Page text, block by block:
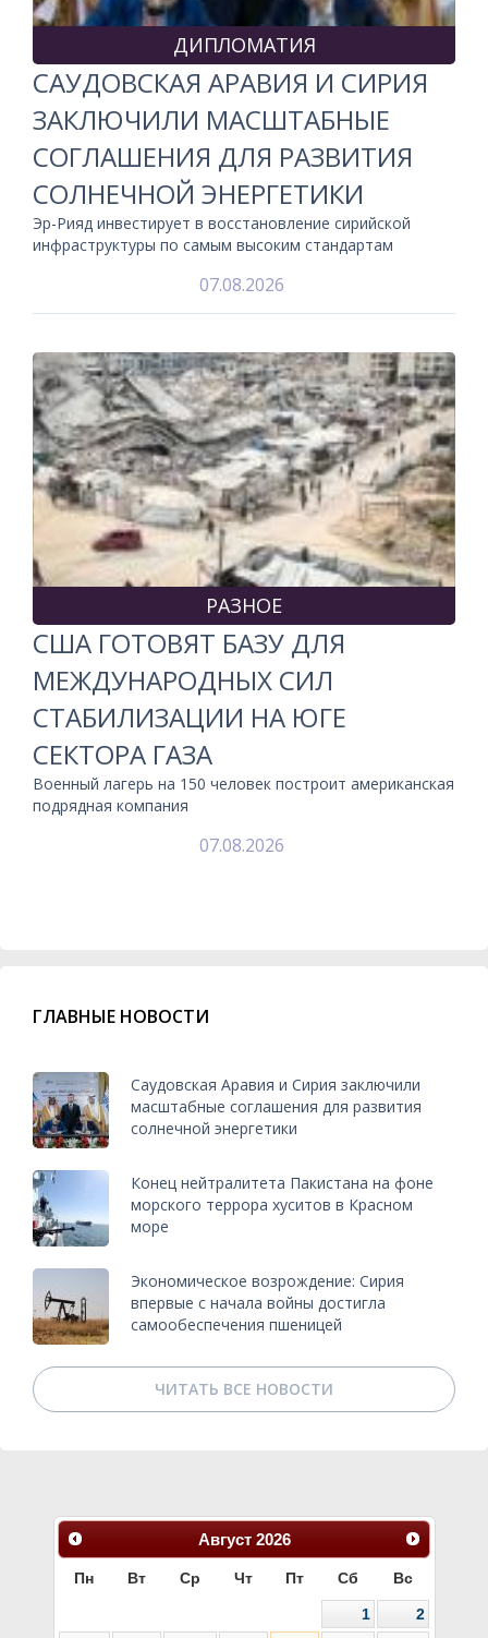
ДИПЛОМАТИЯ
САУДОВСКАЯ АРАВИЯ И СИРИЯ
ЗАКЛЮЧИЛИ МАСШТАБНЫЕ
СОГЛАШЕНИЯ ДЛЯ РАЗВИТИЯ
СОЛНЕЧНОЙ ЭНЕРГЕТИКИ
Эр-Рияд инвестирует в восстановление сирийской
инфраструктуры по самым высоким стандартам
07.08.2026
РАЗНОЕ
США ГОТОВЯТ БАЗУ ДЛЯ
МЕЖДУНАРОДНЫХ СИЛ
СТАБИЛИЗАЦИИ НА ЮГЕ
СЕКТОРА ГАЗА
Военный лагерь на 150 человек построит американская
подрядная компания
07.08.2026
ГЛАВНЫЕ НОВОСТИ
Саудовская Аравия и Сирия заключили
масштабные соглашения для развития
солнечной энергетики
Конец нейтралитета Пакистана на фоне
морского террора хуситов в Красном
море
Экономическое возрождение: Сирия
впервые с начала войны достигла
самообеспечения пшеницей
ЧИТАТЬ ВСЕ НОВОСТИ
Август 2026
Пн Вт Ср Чт Пт Сб Вс
1
2